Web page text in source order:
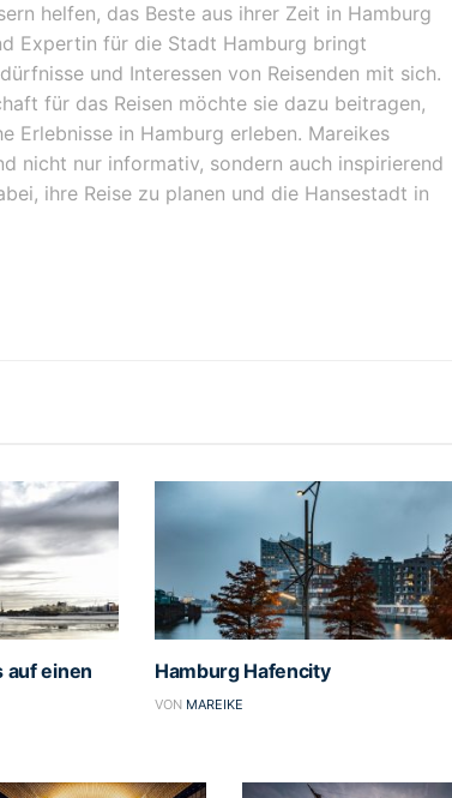
helfen, das Beste aus ihrer Zeit in Hamburg
Expertin für die Stadt Hamburg bringt
und Interessen von Reisenden mit sich.
für das Reisen möchte sie dazu beitragen,
Erlebnisse in Hamburg erleben. Mareikes
nicht nur informativ, sondern auch inspirierend
ihre Reise zu planen und die Hansestadt in
auf einen
Hamburg Hafencity
VON MAREIKE